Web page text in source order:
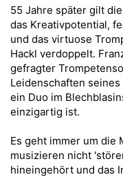
55 Jahre später gilt
das Kreativpotential,
und das virtuose
Hackl verdoppelt.
gefragter
Leidenschaften
ein Duo im
einzigartig ist.
Es geht immer um die
musizieren nicht
hineingehört und das